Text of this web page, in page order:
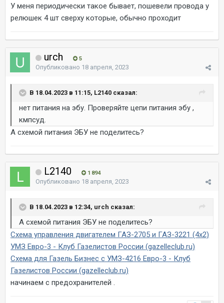
У меня периодически такое бывает, пошевели провода у
релюшек 4 шт сверху которые, обычно проходит
urch 5
Опубликовано 18 апреля, 2023
В 18.04.2023 в 11:15, L2140 сказал:
нет питания на эбу. Проверяйте цепи питания эбу ,
кмпсуд.
А схемой питания ЭБУ не поделитесь?
L2140 1 894
Опубликовано 18 апреля, 2023
В 18.04.2023 в 12:34, urch сказал:
А схемой питания ЭБУ не поделитесь?
Схема управления двигателем ГАЗ-2705 и ГАЗ-3221 (4х2)
УМЗ Евро-3 - Клуб Газелистов России (gazelleclub.ru)
Схема для Газель Бизнес с УМЗ-4216 Евро-3 - Клуб
Газелистов России (gazelleclub.ru)
начинаем с предохранителей .